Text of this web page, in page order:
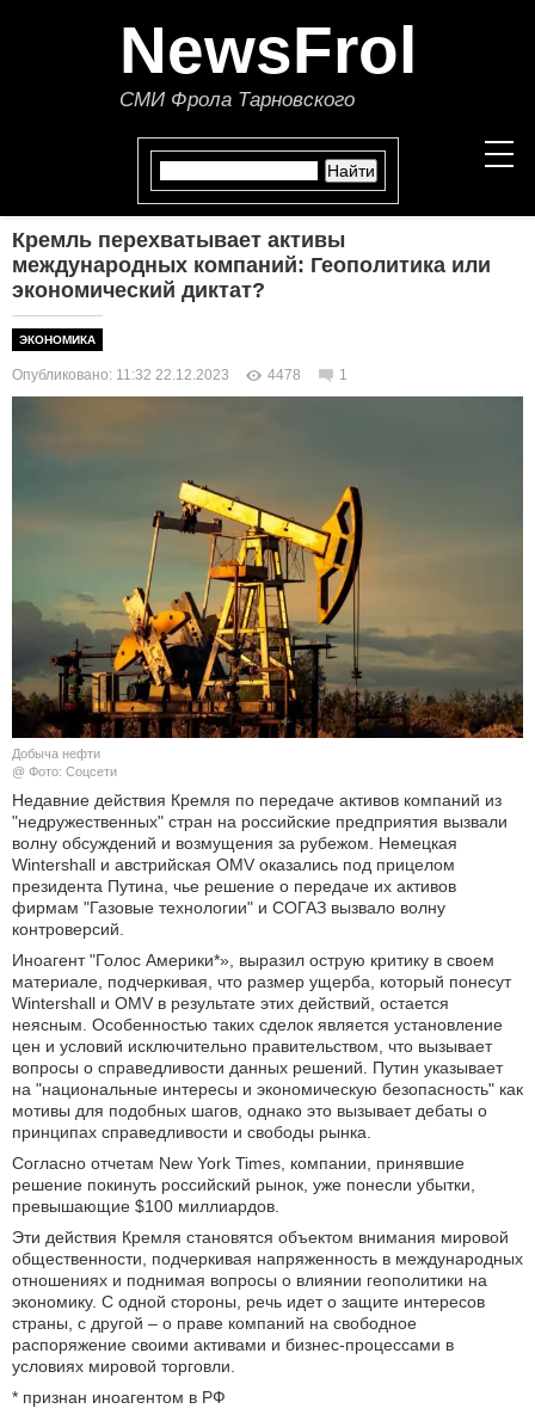
NewsFrol
СМИ Фрола Тарновского
НОВОСТИ
ПОЛИТИКА
ОБЩЕСТВО
КУЛЬТУРА
НАУКА
СПОРТ
ШОУ-БИЗНЕС
АВТО И МОТО
ЭГОИЗМ
БЛОГ
Кремль перехватывает активы
международных компаний: Геополитика или
экономический диктат?
ЭКОНОМИКА
Опубликовано: 11:32 22.12.2023 4478 1
Добыча нефти
@ Фото: Соцсети
Недавние действия Кремля по передаче активов компаний из
"недружественных" стран на российские предприятия вызвали
волну обсуждений и возмущения за рубежом. Немецкая
Wintershall и австрийская OMV оказались под прицелом
президента Путина, чье решение о передаче их активов
фирмам "Газовые технологии" и СОГАЗ вызвало волну
контроверсий.
Иноагент "Голос Америки*», выразил острую критику в своем
материале, подчеркивая, что размер ущерба, который понесут
Wintershall и OMV в результате этих действий, остается
неясным. Особенностью таких сделок является установление
цен и условий исключительно правительством, что вызывает
вопросы о справедливости данных решений. Путин указывает
на "национальные интересы и экономическую безопасность" как
мотивы для подобных шагов, однако это вызывает дебаты о
принципах справедливости и свободы рынка.
Согласно отчетам New York Times, компании, принявшие
решение покинуть российский рынок, уже понесли убытки,
превышающие $100 миллиардов.
Эти действия Кремля становятся объектом внимания мировой
общественности, подчеркивая напряженность в международных
отношениях и поднимая вопросы о влиянии геополитики на
экономику. С одной стороны, речь идет о защите интересов
страны, с другой – о праве компаний на свободное
распоряжение своими активами и бизнес-процессами в
условиях мировой торговли.
* признан иноагентом в РФ